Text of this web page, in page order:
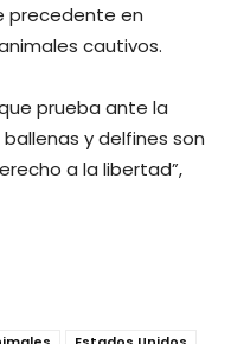
precedente en
cautivos.
prueba ante la
y delfines son
a la libertad”,